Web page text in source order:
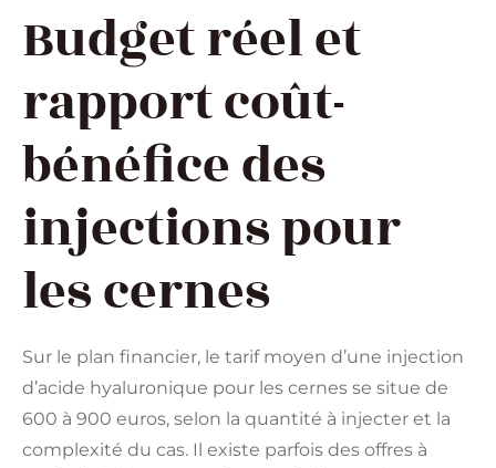
Budget réel et
rapport coût-
bénéfice des
injections pour
les cernes
Sur le plan financier, le tarif moyen d’une injection
d’acide hyaluronique pour les cernes se situe de
600 à 900 euros, selon la quantité à injecter et la
complexité du cas. Il existe parfois des offres à